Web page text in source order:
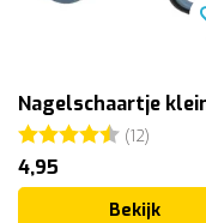
Nagelschaartje
Beoordeling:(12)
4.5
4,95
Bekijk